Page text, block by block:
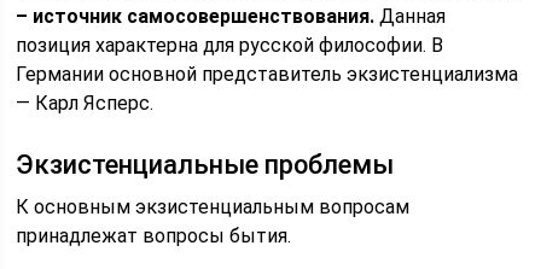
– источник самосовершенствования. Данная
позиция характерна для русской философии. В
Германии основной представитель экзистенциализма
— Карл Ясперс.
Экзистенциальные проблемы
К основным экзистенциальным вопросам
принадлежат вопросы бытия.